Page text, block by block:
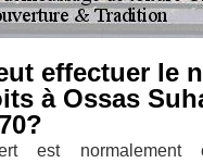
effectuer le
à Ossas
est normalement